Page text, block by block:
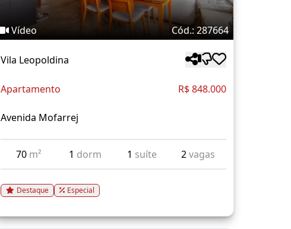
Vídeo Cód.: 287664
Vila Leopoldina
Apartamento R$ 848.000
Avenida Mofarrej
70 m² 1 dorm 1 suíte 2vagas
Destaque Especial